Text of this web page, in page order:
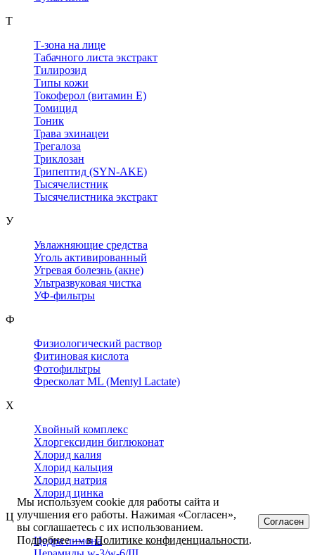
Т
Т-зона на лице
Табачного листа экстракт
Тилирозид
Типы кожи
Токоферол (витамин Е)
Томицид
Тоник
Трава эхинацеи
Трегалоза
Триклозан
Трипептид (SYN-AKE)
Тысячелистник
Тысячелистника экстракт
У
Увлажняющие средства
Уголь активированный
Угревая болезнь (акне)
Ультразвуковая чистка
УФ-фильтры
Ф
Физиологический раствор
Фитиновая кислота
Фотофильтры
Фресколат ML (Mentyl Lactate)
Х
Хвойный комплекс
Хлоргексидин биглюконат
Хлорид калия
Хлорид кальция
Хлорид натрия
Хлорид цинка
Ц
Цедра лимона
Мы используем cookie для работы сайта и
улучшения его работы. Нажимая «Согласен»,
вы соглашаетесь с их использованием.
Подробнее — вПолитике конфиденциальности.
Согласен